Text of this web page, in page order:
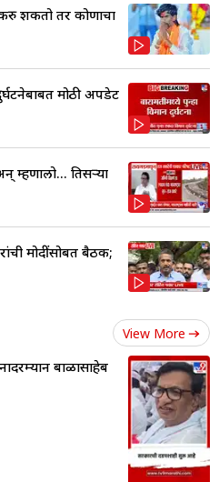
शकतो तर कोणाचा
मोठी अपडेट
म्हणालो... तिसऱ्या
मोदींसोबत बैठक;
View More
बाळासाहेब